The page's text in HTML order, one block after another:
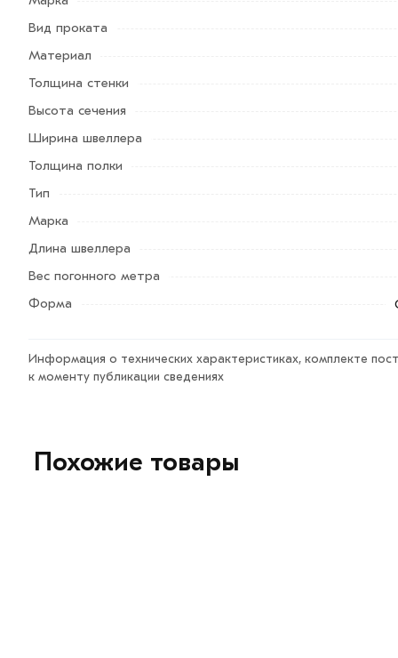
кнопку
. Также можете купить
магазине МЕТАЛЛ-РС действительны в Москве и
обработают заказ и свяжутся с Вами для согласования
Возврат купленного товарa в течение 7 дней (наличие
Вид проката
Материал
Толщина стенки
Высота сечения
Ширина швеллера
Толщина полки
Тип
Марка
Длина швеллера
Вес погонного метра
Форма
Информация о технических характеристиках, комплекте
к моменту публикации сведениях
Похожие товары